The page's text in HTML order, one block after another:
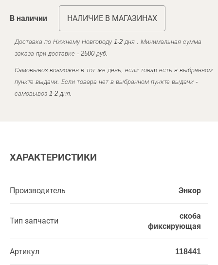
В наличии НАЛИЧИЕ В МАГАЗИНАХ
Доставка по Нижнему Новгороду 1-2 дня . Минимальная сумма
заказа при доставке - 2500 руб.
Самовывоз возможен в тот же день, если товар есть в выбранном
пункте выдачи. Если товара нет в выбранном пункте выдачи -
самовывоз 1-2 дня.
ХАРАКТЕРИСТИКИ
Производитель Энкор
Тип запчасти
скоба
фиксирующая
Артикул 118441